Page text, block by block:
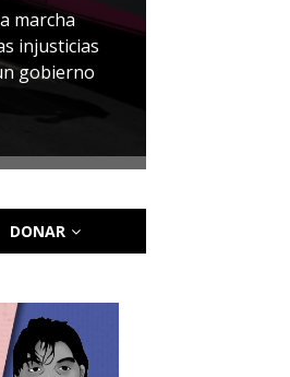
marcha
injusticias
gobierno
DONAR